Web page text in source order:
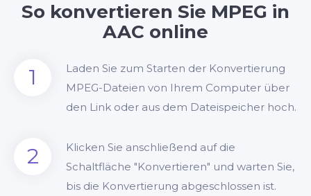
So konvertieren Sie MPEG in
AAC online
1
Laden Sie zum Starten der Konvertierung
MPEG-Dateien von Ihrem Computer über
den Link oder aus dem Dateispeicher hoch.
2
Klicken Sie anschließend auf die
Schaltfläche "Konvertieren" und warten Sie,
bis die Konvertierung abgeschlossen ist.